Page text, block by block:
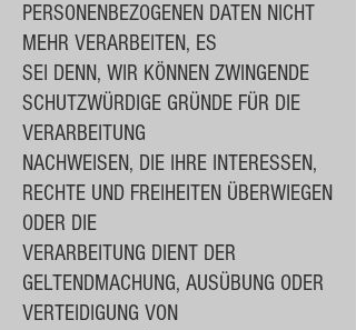
PERSONENBEZOGENEN DATEN NICHT
MEHR VERARBEITEN, ES
SEI DENN, WIR KÖNNEN ZWINGENDE
SCHUTZWÜRDIGE GRÜNDE FÜR DIE
VERARBEITUNG
NACHWEISEN, DIE IHRE INTERESSEN,
RECHTE UND FREIHEITEN ÜBERWIEGEN
ODER DIE
VERARBEITUNG DIENT DER
GELTENDMACHUNG, AUSÜBUNG ODER
VERTEIDIGUNG VON